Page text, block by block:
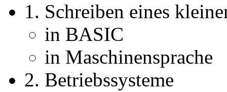
1. Schreiben eines
in BASIC
in Maschinensprache
2. Betriebssysteme